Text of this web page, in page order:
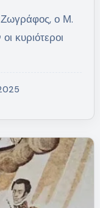
κυριότεροι